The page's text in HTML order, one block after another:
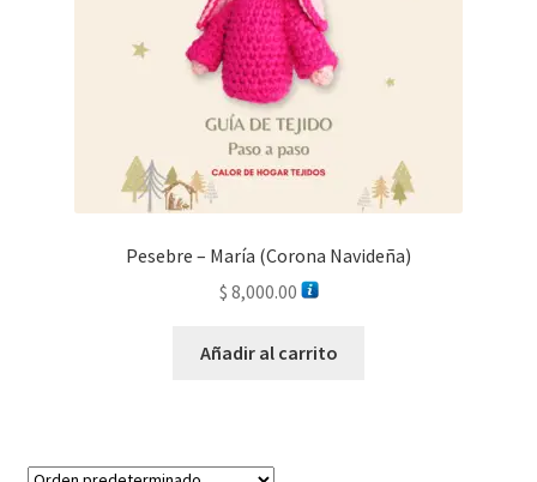
Pesebre – María (Corona Navideña)
$ 8,000.00
Añadir al carrito